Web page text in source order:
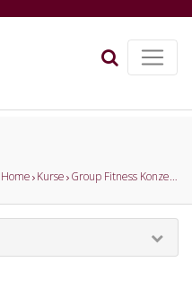
Home Kurse Group Fitness Konzepte